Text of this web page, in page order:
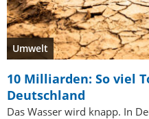
Umwelt
10 Milliarden: So viel
Deutschland
Das Wasser wird knapp. In